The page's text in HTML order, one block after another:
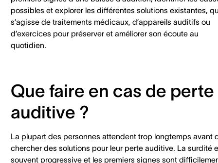
possibles et explorer les différentes solutions existantes,
s’agisse de traitements médicaux, d’appareils auditifs ou
d’exercices pour préserver et améliorer son écoute au
quotidien.
Que faire en cas de perte
auditive ?
La plupart des personnes attendent trop longtemps avant
chercher des solutions pour leur perte auditive. La surdité
souvent progressive et les premiers signes sont